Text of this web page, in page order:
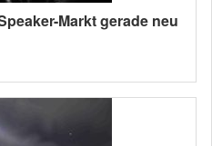
Markt gerade neu